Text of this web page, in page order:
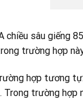
chiều sâu giếng
trường hợp
hợp tương
trường hợp